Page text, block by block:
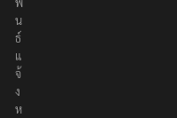
พั
น
ธ์
แ
จ้
ง